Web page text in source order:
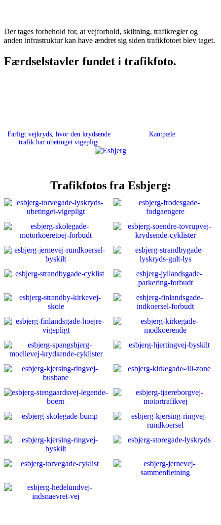
Der tages forbehold for, at vejforhold, skiltning, trafikregler og
anden infrastruktur kan have ændret sig siden trafikfotoet blev taget.
Færdselstavler fundet i trafikfoto.
Farligt vejkryds, hvor den krydsende
trafik har ubetinget vigepligt
Kantpæle
Trafikfotos fra Esbjerg: